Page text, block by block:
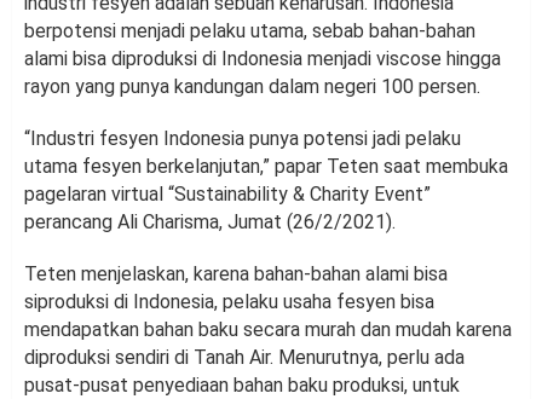
berpotensi menjadi pelaku utama, sebab bahan-bahan
alami bisa diproduksi di Indonesia menjadi viscose hingga
rayon yang punya kandungan dalam negeri 100 persen.
“Industri fesyen Indonesia punya potensi jadi pelaku
utama fesyen berkelanjutan,” papar Teten saat membuka
pagelaran virtual “Sustainability & Charity Event”
perancang Ali Charisma, Jumat (26/2/2021).
Teten menjelaskan, karena bahan-bahan alami bisa
siproduksi di Indonesia, pelaku usaha fesyen bisa
mendapatkan bahan baku secara murah dan mudah karena
diproduksi sendiri di Tanah Air. Menurutnya, perlu ada
pusat-pusat penyediaan bahan baku produksi, untuk